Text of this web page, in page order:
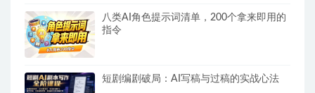
八类AI角色提示词清单，200个拿来即用的
指令
短剧编剧破局：AI写稿与过稿的实战心法